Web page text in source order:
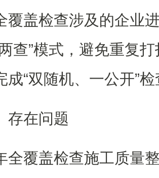
覆盖检查涉及的企业
查”模式，避免重复
成“双随机、一公开”
存在问题
全覆盖检查施工质量